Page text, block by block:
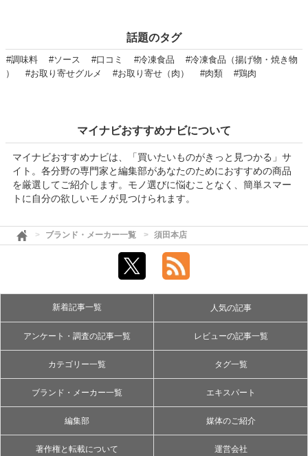
話題のタグ
#調味料 #ソース #口コミ #冷凍食品
#冷凍食品（揚げ物・焼き物
）
#お取り寄せグルメ #お取り寄せ（肉） #肉類 #鶏肉
マイナビおすすめナビについて
マイナビおすすめナビは、「買いたいものがきっと見つかる」サ
イト。各分野の専門家と編集部があなたのためにおすすめの商品
を厳選してご紹介します。モノ選びに悩むことなく、簡単スマー
トに自分の欲しいモノが見つけられます。
ブランド・メーカー一覧 須田本店
新着記事一覧 人気の記事
アンケート・調査の記事一覧 レビューの記事一覧
カテゴリー一覧 タグ一覧
ブランド・メーカー一覧 エキスパート
編集部 媒体のご紹介
著作権と転載について 運営会社